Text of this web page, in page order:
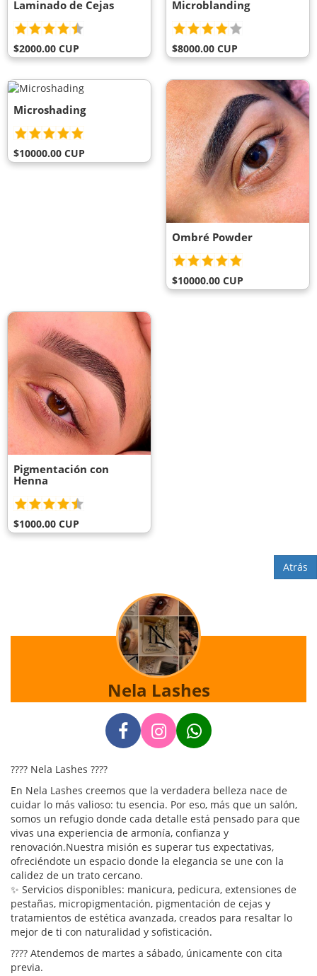
Laminado de Cejas
$2000.00 CUP
Microblanding
$8000.00 CUP
Microshading
$10000.00 CUP
Ombré Powder
$10000.00 CUP
Pigmentación con
Henna
$1000.00 CUP
Atrás
Nela Lashes
???? Nela Lashes ????
En Nela Lashes creemos que la verdadera belleza nace de
cuidar lo más valioso: tu esencia. Por eso, más que un salón,
somos un refugio donde cada detalle está pensado para que
vivas una experiencia de armonía, confianza y
renovación.Nuestra misión es superar tus expectativas,
ofreciéndote un espacio donde la elegancia se une con la
calidez de un trato cercano.
✨ Servicios disponibles: manicura, pedicura, extensiones de
pestañas, micropigmentación, pigmentación de cejas y
tratamientos de estética avanzada, creados para resaltar lo
mejor de ti con naturalidad y sofisticación.
???? Atendemos de martes a sábado, únicamente con cita
previa.